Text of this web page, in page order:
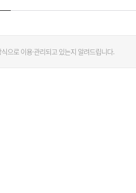
으로 이용·관리되고 있는지 알려드립니다.